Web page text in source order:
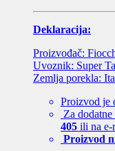
Deklaracija:
Proizvođač:
Uvoznik: Super
Zemlja porekla:
Proizvod je
Za
405 ili na e-
Proizvod